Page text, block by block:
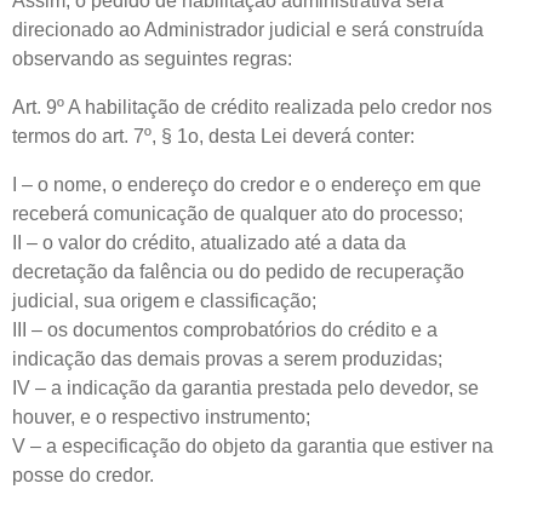
direcionado ao Administrador judicial e será construída
observando as seguintes regras:
Art. 9º A habilitação de crédito realizada pelo credor nos
termos do art. 7º, § 1o, desta Lei deverá conter:
I – o nome, o endereço do credor e o endereço em que
receberá comunicação de qualquer ato do processo;
II – o valor do crédito, atualizado até a data da
decretação da falência ou do pedido de recuperação
judicial, sua origem e classificação;
III – os documentos comprobatórios do crédito e a
indicação das demais provas a serem produzidas;
IV – a indicação da garantia prestada pelo devedor, se
houver, e o respectivo instrumento;
V – a especificação do objeto da garantia que estiver na
posse do credor.